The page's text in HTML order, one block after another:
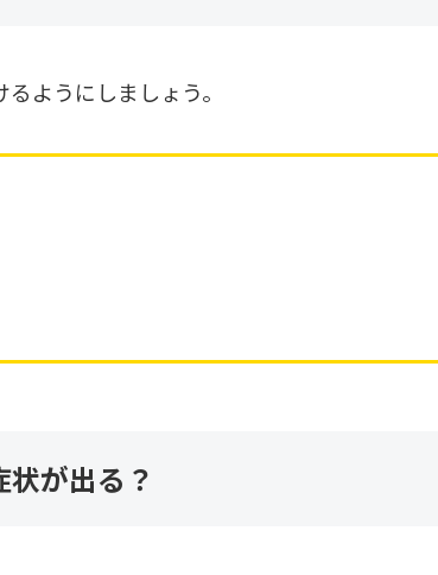
ようにしましょう。
が出る？